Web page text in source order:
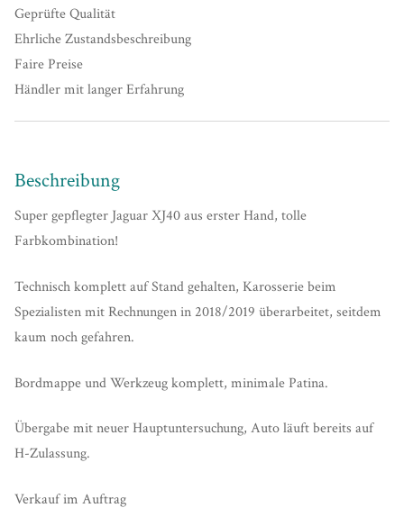
Geprüfte Qualität
Ehrliche Zustandsbeschreibung
Faire Preise
Händler mit langer Erfahrung
Beschreibung
Super gepflegter Jaguar XJ40 aus erster Hand, tolle
Farbkombination!
Technisch komplett auf Stand gehalten, Karosserie beim
Spezialisten mit Rechnungen in 2018/2019 überarbeitet, seitdem
kaum noch gefahren.
Bordmappe und Werkzeug komplett, minimale Patina.
Übergabe mit neuer Hauptuntersuchung, Auto läuft bereits auf
H-Zulassung.
Verkauf im Auftrag